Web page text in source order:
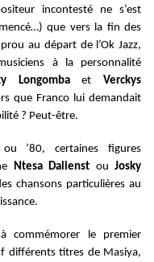
incontesté ne s’est
que vers la fin des
au départ de l’Ok Jazz,
à la personnalité
Longombaet Verckys
que Franco lui demandait
? Peut-être.
’80, certaines figures
Ntesa Dalienst ou Josky
chansons particulières au
commémorer le premier
différents titres de Masiya,